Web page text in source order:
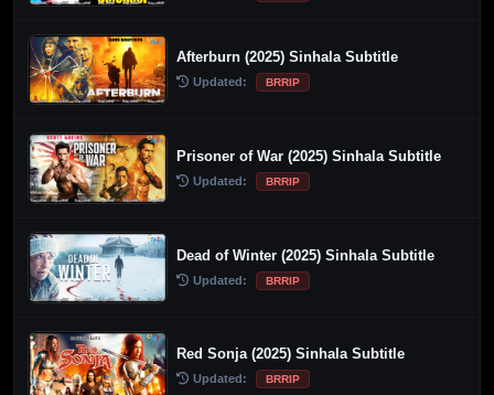
Afterburn (2025) Sinhala Subtitle
Updated: BRRIP
Prisoner of War (2025) Sinhala Subtitle
Updated: BRRIP
Dead of Winter (2025) Sinhala Subtitle
Updated: BRRIP
Red Sonja (2025) Sinhala Subtitle
Updated: BRRIP